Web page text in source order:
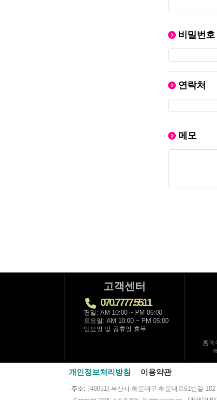
비밀번
연락처
메모
고객센터
070.7777.5511
평일: AM 10:00 ~ PM 06:00
토요일: AM 10:00 ~ PM 05:00
일요일 및 공휴일 휴무
홈페
개인정보처리방침 이용약관
주소 [48051] 부산시 해운대구 해운대로61번길 102